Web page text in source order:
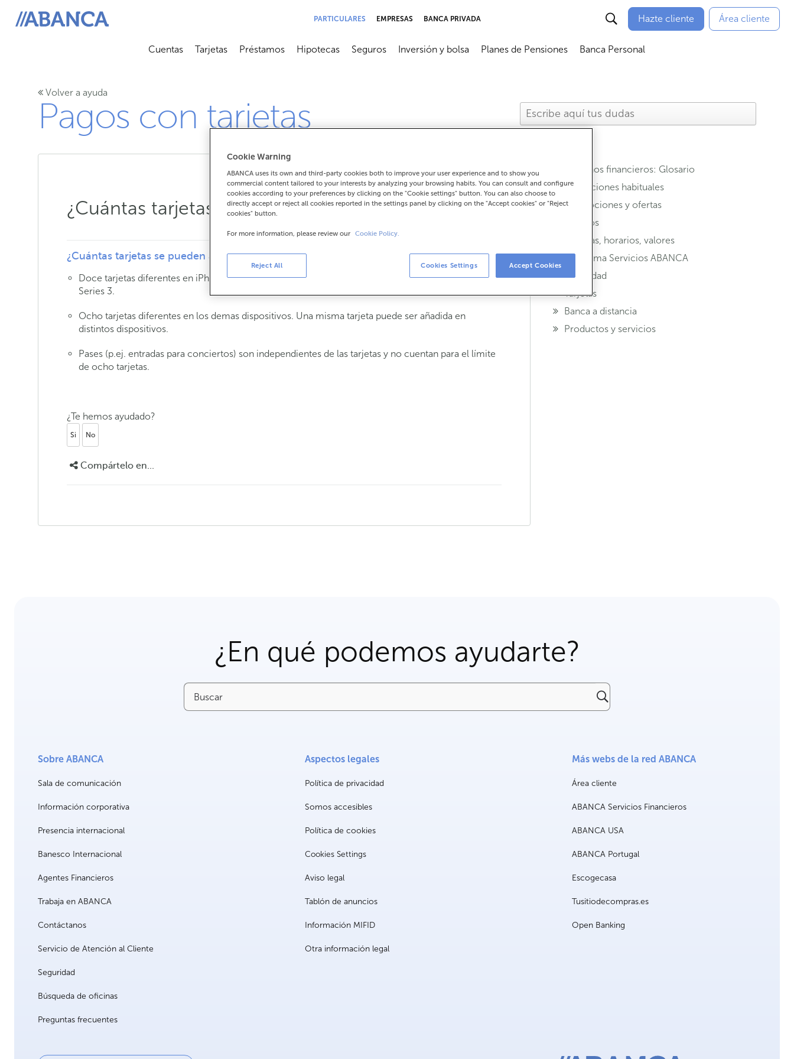
ABANCA
PARTICULARES EMPRESAS BANCA PRIVADA Hazte cliente Área cliente
Cuentas
Abrir submenú
Tarjetas
Abrir submenú
Préstamos
Abrir submenú
Hipotecas
Abrir submenú
Seguros
Abrir submenú
Inversión y bolsa
Abrir submenú
Planes de Pensiones
Abrir submenú
Banca Personal
Volver a ayuda
Pagos con tarjetas
¿Cuántas tarjetas se pueden agregar a Apple Pay?
¿Cuántas tarjetas se pueden agregar a Apple Pay?
Doce tarjetas diferentes en iPhone XS, iPhone XR, iPhone X, iPhone 8, iPhone 8 Plus y Apple Watch
Series 3.
Ocho tarjetas diferentes en los demas dispositivos. Una misma tarjeta puede ser añadida en
distintos dispositivos.
Pases (p.ej. entradas para conciertos) son independientes de las tarjetas y no cuentan para el límite
de ocho tarjetas.
¿Te hemos ayudado?
Si No
Compártelo en...
Términos financieros: Glosario
Operaciones habituales
Promociones y ofertas
Seguros
Oficinas, horarios, valores
Programa Servicios ABANCA
Seguridad
Tarjetas
Banca a distancia
Productos y servicios
¿En qué podemos ayudarte?
Buscar
Sobre ABANCA
Sala de comunicación
Información corporativa
Presencia internacional
Banesco Internacional
Agentes Financieros
Trabaja en ABANCA
Contáctanos
Servicio de Atención al Cliente
Seguridad
Búsqueda de oficinas
Preguntas frecuentes
Aspectos legales
Política de privacidad
Somos accesibles
Política de cookies
Cookies Settings
Aviso legal
Tablón de anuncios
Información MIFID
Otra información legal
Más webs de la red ABANCA
Área cliente
ABANCA Servicios Financieros
ABANCA USA
ABANCA Portugal
Escogecasa
Tusitiodecompras.es
Open Banking
Cookie Warning
ABANCA uses its own and third-party cookies both to improve your user experience and to show you
commercial content tailored to your interests by analyzing your browsing habits. You can consult and configure
cookies according to your preferences by clicking on the "Cookie settings" button. You can also choose to
directly accept or reject all cookies reported in the settings panel by clicking on the "Accept cookies" or "Reject
cookies" button.
For more information, please review our Cookie Policy.
Reject All Cookies Settings Accept Cookies